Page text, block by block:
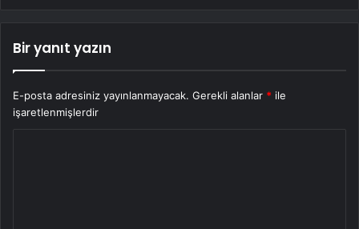
Bir yanıt yazın
E-posta adresiniz yayınlanmayacak. Gerekli alanlar * ile
işaretlenmişlerdir